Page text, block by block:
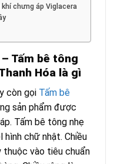
chưng áp Viglacera
Tấm bê tông
Hóa là gì
còn gọi Tấm bê
sản phẩm được
Tấm bê tông nhẹ
chữ nhật. Chiều
vào tiêu chuẩn